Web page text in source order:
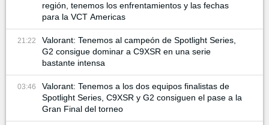
región, tenemos los enfrentamientos y las fechas
para la VCT Americas
21:22
Valorant: Tenemos al campeón de Spotlight Series,
G2 consigue dominar a C9XSR en una serie
bastante intensa
03:46
Valorant: Tenemos a los dos equipos finalistas de
Spotlight Series, C9XSR y G2 consiguen el pase a la
Gran Final del torneo